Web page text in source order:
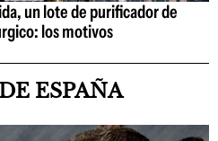
un lote de purificador de
los motivos
ESPAÑA